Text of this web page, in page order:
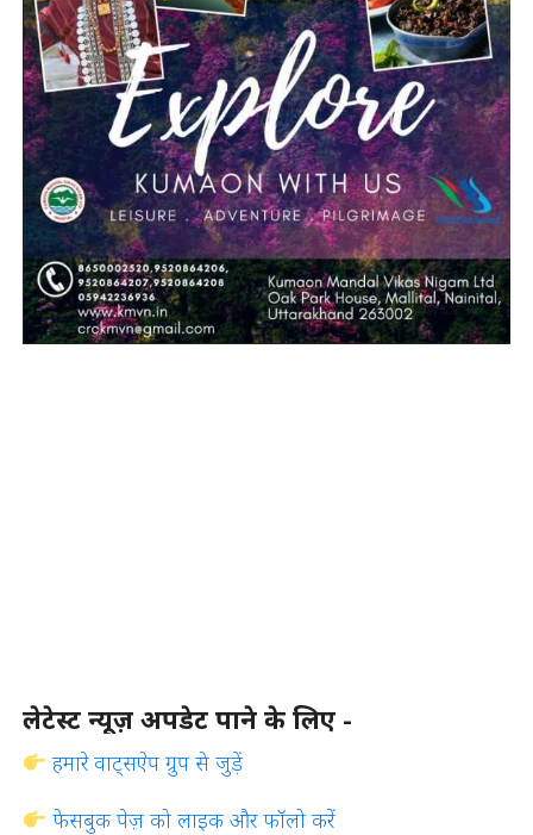
लेटेस्ट न्यूज़ अपडेट पाने के लिए -
हमारे वाट्सऐप ग्रुप से जुड़ें
फेसबुक पेज़ को लाइक और फॉलो करें